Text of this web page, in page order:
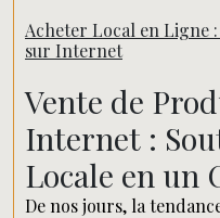
Acheter Local en Ligne
sur Internet
Vente de
Internet :
Locale en un
De nos jours, la